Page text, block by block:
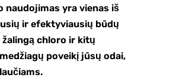
naudojimas yra vienas iš
ir efektyviausių būdų
chloro ir kitų
poveikį jūsų odai,